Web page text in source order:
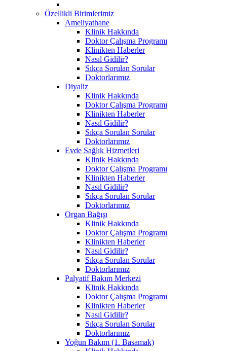
Özellikli Birimlerimiz
Ameliyathane
Klinik Hakkında
Doktor Çalışma Programı
Klinikten Haberler
Nasıl Gidilir?
Sıkça Sorulan Sorular
Doktorlarımız
Diyaliz
Klinik Hakkında
Doktor Çalışma Programı
Klinikten Haberler
Nasıl Gidilir?
Sıkça Sorulan Sorular
Doktorlarımız
Evde Sağlık Hizmetleri
Klinik Hakkında
Doktor Çalışma Programı
Klinikten Haberler
Nasıl Gidilir?
Sıkça Sorulan Sorular
Doktorlarımız
Organ Bağışı
Klinik Hakkında
Doktor Çalışma Programı
Klinikten Haberler
Nasıl Gidilir?
Sıkça Sorulan Sorular
Doktorlarımız
Palyatif Bakım Merkezi
Klinik Hakkında
Doktor Çalışma Programı
Klinikten Haberler
Nasıl Gidilir?
Sıkça Sorulan Sorular
Doktorlarımız
Yoğun Bakım (1. Basamak)